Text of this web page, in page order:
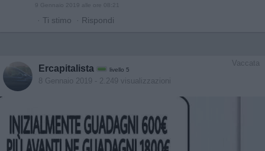
9 Gennaio 2019 alle ore 08:21
· Ti stimo · Rispondi
Vaccata
Ercapitalista livello 5
8 Gennaio 2019 - 2.249 visualizzazioni